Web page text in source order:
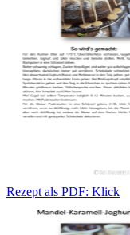
Rezept als PDF: Klick